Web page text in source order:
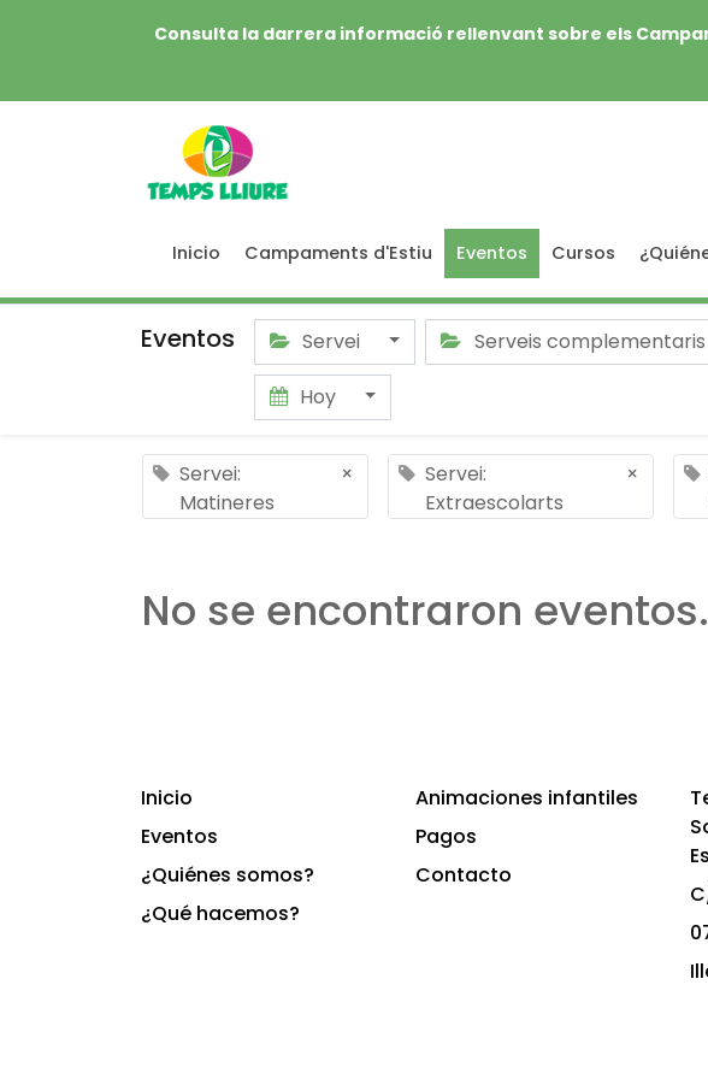
Consulta la darrera informació rellenvant sobre els
Inicio Campaments d'Estiu Eventos Cursos
Eventos Servei Serveis complementaris
Hoy
Servei:
Matineres
×
Servei:
Extraescolarts
×
No se encontraron eventos.
Inicio
Eventos
¿Quiénes somos?
¿Qué hacemos?
Animaciones infantiles
Pagos
Contacto